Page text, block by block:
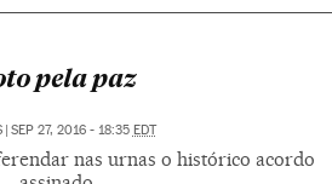
pela paz
| SEP 27, 2016 - 18:35 EDT
nas urnas o histórico acordo